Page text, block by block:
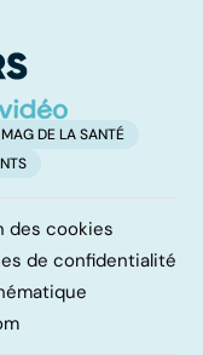
DE LA SANTÉ
des cookies
de confidentialité